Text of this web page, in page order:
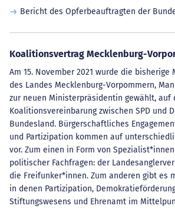
Bericht des Opferbeauftragten der
Koalitionsvertrag Mecklenburg-
Am 15. November 2021 wurde die
des Landes Mecklenburg-Vorpommern,
zur neuen Ministerpräsidentin gewählt, auf
Koalitionsvereinbarung zwischen SPD und
Bundesland. Bürgerschaftliches
und Partizipation kommen auf
vor. Zum einen in Form von
politischer Fachfragen: der
die Freifunker*innen. Zum anderen gibt es
in denen Partizipation,
Stiftungswesens und Ehrenamt im